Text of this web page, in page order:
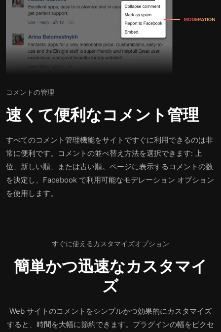
コメントの管理
速くて便利なコメント管理
すべてのコメント管理機能をサイトですぐに利用できるのは非
常に便利です。コメントの並べ替え方法を選択できます: 上
位、新しい順、または古い順。ページに表示するコメントの数
を決定し、Facebook で利用可能なモデレーション オプション
を使用します。
すぐに使えるカスタマイズオプション
簡単かつ迅速なカスタマイ
ズ
Web サイトのコメントをシンプルかつ効果的にカスタマイズ
すると、時間を大幅に節約できます。プラグインの幅をピクセ